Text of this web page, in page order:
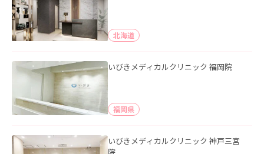
北海道
いびきメディカルクリニック 福岡院
福岡県
いびきメディカルクリニック 神戸三宮